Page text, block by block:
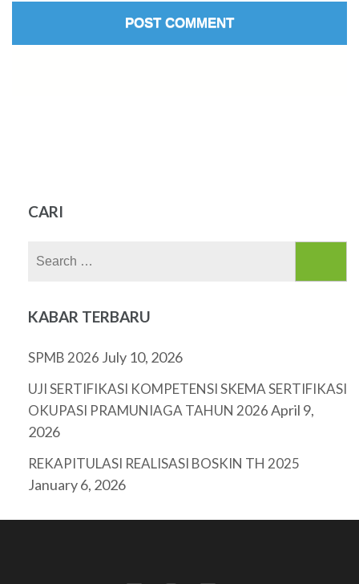
CARI
KABAR TERBARU
SPMB 2026 July 10, 2026
UJI SERTIFIKASI KOMPETENSI SKEMA SERTIFIKASI
OKUPASI PRAMUNIAGA TAHUN 2026April 9,
2026
REKAPITULASI REALISASI BOSKIN TH 2025
January 6, 2026